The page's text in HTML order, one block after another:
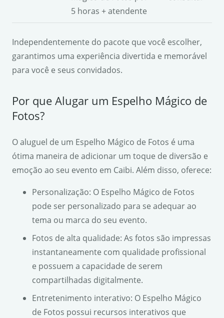
5 horas + atendente
Independentemente do pacote que você escolher,
garantimos uma experiência divertida e memorável
para você e seus convidados.
Por que Alugar um Espelho Mágico de
Fotos?
O aluguel de um Espelho Mágico de Fotos é uma
ótima maneira de adicionar um toque de diversão e
emoção ao seu evento em Caibi. Além disso, oferece:
Personalização: O Espelho Mágico de Fotos
pode ser personalizado para se adequar ao
tema ou marca do seu evento.
Fotos de alta qualidade: As fotos são impressas
instantaneamente com qualidade profissional
e possuem a capacidade de serem
compartilhadas digitalmente.
Entretenimento interativo: O Espelho Mágico
de Fotos possui recursos interativos que